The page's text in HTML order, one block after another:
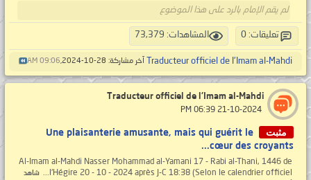
لم يقم الإمام بالرد على هذا الموضوع
تعليقات: 0 المشاهدات: 73,379
Traducteur officiel de l'Imam al-Mahdi آخر مشاركة: 28-10-2024, 09:06 AM
Traducteur officiel de l'Imam al-Mahdi
مثبت
Une plaisanterie amusante, mais qui guérit le
cœur des croyants...
Al-Imam al-Mahdi Nasser Mohammad al-Yamani 17 - Rabi al-Thani, 1446 de
l'Hégire 20 - 10 - 2024 après J-C 18:38 (Selon le calendrier officiel...
شاهد